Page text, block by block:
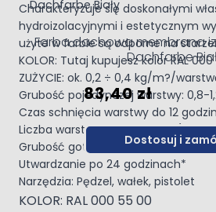
Charakteryzuje się doskonałymi
hydroizolacyjnymi i estetycznym
użyte w farbie są odporne na
KOLOR: Tutaj kupujesz kolor RAL
ZUŻYCIE: ok. 0,2 ÷ 0,4 kg/m?/
Grubość pojedynczej warstwy: 0,8-
Czas schnięcia warstwy do 12 godzin
Liczba warstw: co najmniej 2
Grubość gotowej, suchej powłoki: 1,5
Utwardzanie po 24 godzinach*
Narzędzia: Pędzel, wałek, pistolet
KOLOR: RAL 000 55 00
Farba dachowa membrana
Dachfarbe
83,40 zł
Dostosuj i